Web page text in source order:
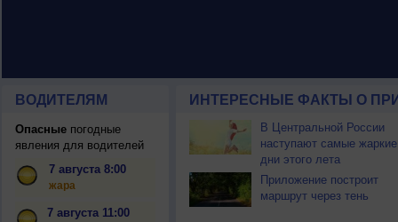
ВОДИТЕЛЯМ
Опасныепогодные
явления для водителей
7 августа 8:00
жара
7 августа 11:00
ИНТЕРЕСНЫЕ ФАКТЫ О
В Центральной России
наступают самые жаркие
дни этого лета
Приложение построит
маршрут через тень